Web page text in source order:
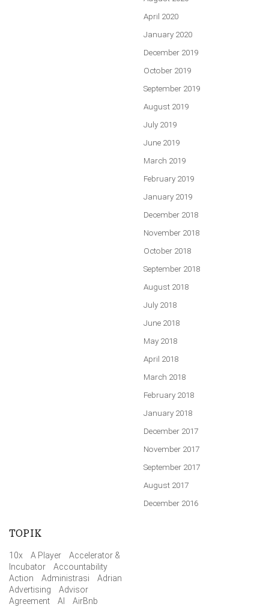
April 2020
January 2020
December 2019
October 2019
September 2019
August 2019
July 2019
June 2019
March 2019
February 2019
January 2019
December 2018
November 2018
October 2018
September 2018
August 2018
July 2018
June 2018
May 2018
April 2018
March 2018
February 2018
January 2018
December 2017
November 2017
September 2017
August 2017
December 2016
TOPIK
10x A Player
Accelerator &
Incubator
Accountability
Action
Administrasi
Adrian
Advertising
Advisor
Agreement
AI
AirBnb